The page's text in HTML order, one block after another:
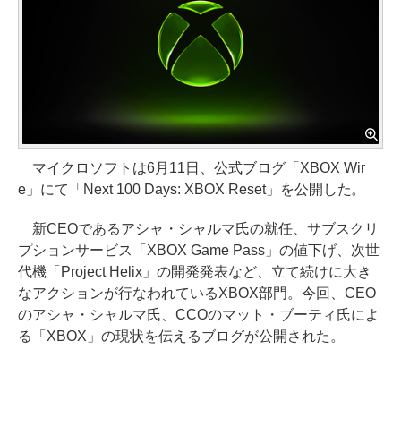
マイクロソフトは6月11日、公式ブログ「XBOX Wir
e」にて「Next 100 Days: XBOX Reset」を公開した。
新CEOであるアシャ・シャルマ氏の就任、サブスクリ
プションサービス「XBOX Game Pass」の値下げ、次世
代機「Project Helix」の開発発表など、立て続けに大き
なアクションが行なわれているXBOX部門。今回、CEO
のアシャ・シャルマ氏、CCOのマット・ブーティ氏によ
る「XBOX」の現状を伝えるブログが公開された。